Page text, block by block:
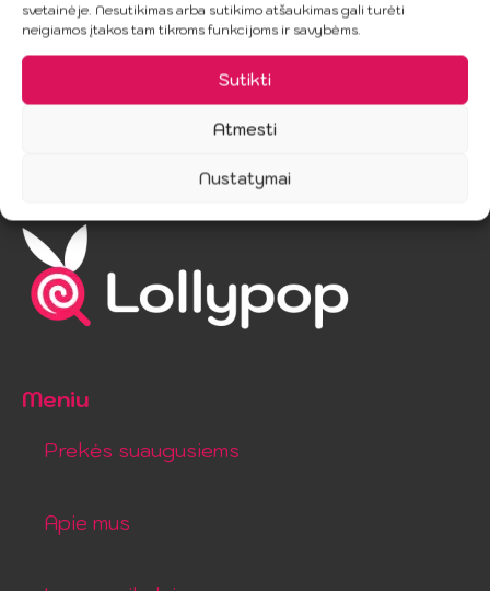
svetainėje. Nesutikimas arba sutikimo atšaukimas gali turėti
neigiamos įtakos tam tikroms funkcijoms ir savybėms.
Sutikti
Atmesti
Nustatymai
Meniu
Prekės suaugusiems
Apie mus